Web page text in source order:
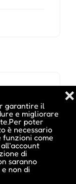
garantire il
e migliorare
poter
è necessario
come
di
saranno
non di
❌